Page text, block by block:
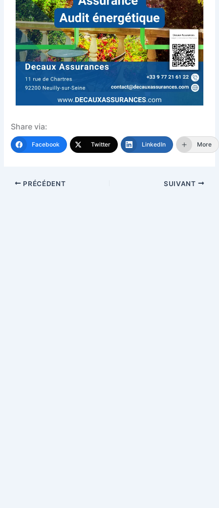
Share via:
Facebook Twitter LinkedIn More
PRÉCÉDENT SUIVANT